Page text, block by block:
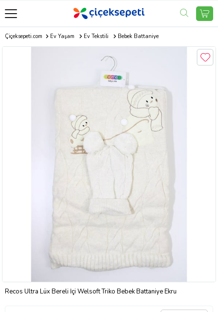
Çiçeksepeti.com Ev Yaşam Ev Tekstili Bebek Battaniye
Recos Ultra Lüx Bereli İçi Welsoft Triko Bebek Battaniye Ekru